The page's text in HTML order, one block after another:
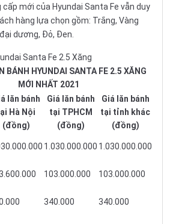
cấp mới của Hyundai Santa Fe vẫn duy
hàng lựa chọn gồm: Trắng, Vàng
dương, Đỏ, Đen.
Santa Fe 2.5 Xăng
BÁNH HYUNDAI SANTA FE 2.5 XĂNG
MỚI NHẤT 2021
lăn bánh
Hà Nội
(đồng)
Giá lăn bánh
tại TPHCM
(đồng)
Giá lăn bánh
tại tỉnh khác
(đồng)
1.030.000.000 1.030.000.000
103.000.000 103.000.000
340.000 340.000